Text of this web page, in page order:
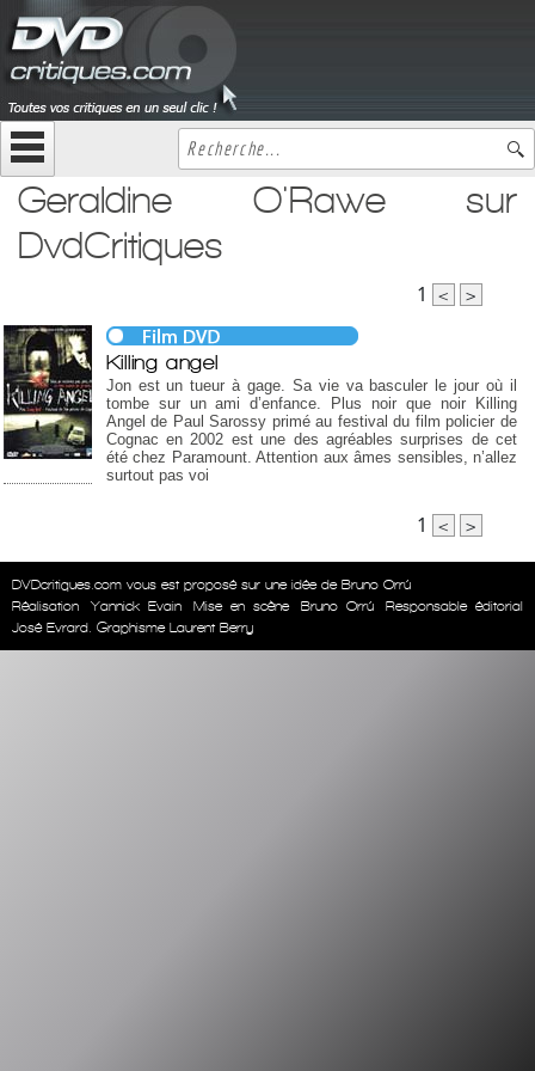
Geraldine O'Rawe sur
DvdCritiques
1 < >
Killing angel
Jon est un tueur à gage. Sa vie va basculer le jour où il
tombe sur un ami d’enfance. Plus noir que noir Killing
Angel de Paul Sarossy primé au festival du film policier de
Cognac en 2002 est une des agréables surprises de cet
été chez Paramount. Attention aux âmes sensibles, n’allez
surtout pas voi
1 < >
DVDcritiques.com vous est proposé sur une idée de Bruno Orrú
Réalisation
Yannick Evain Mise en scène Bruno Orrú
Responsable éditorial
José Evrard. Graphisme Laurent Berry